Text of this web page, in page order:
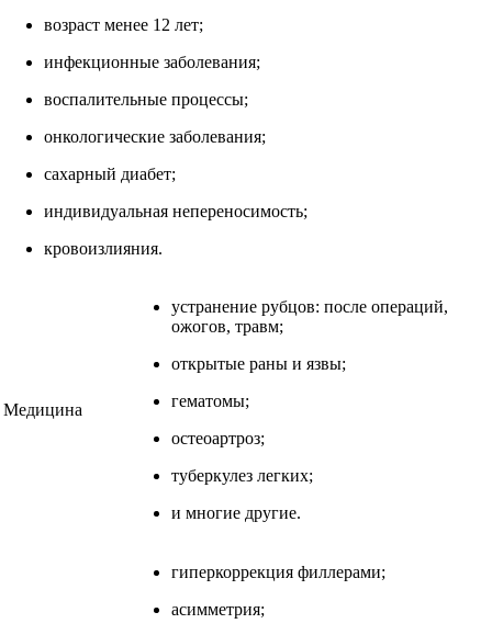
возраст менее 12 лет;
инфекционные заболевания;
воспалительные процессы;
онкологические заболевания;
сахарный диабет;
индивидуальная непереносимость;
кровоизлияния.
Медицина
устранение рубцов: после операций,
ожогов, травм;
открытые раны и язвы;
гематомы;
остеоартроз;
туберкулез легких;
и многие другие.
гиперкоррекция филлерами;
асимметрия;